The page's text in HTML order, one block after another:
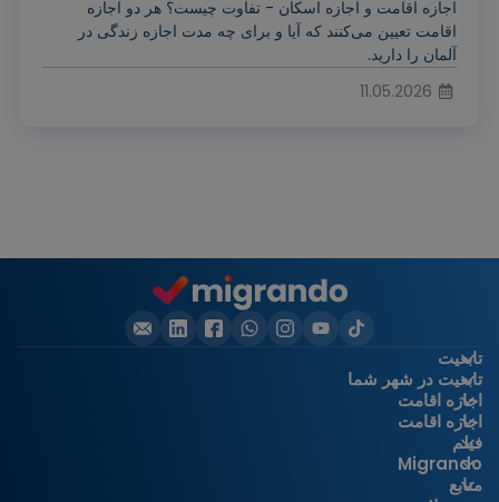
اجازه اقامت و اجازه اسکان - تفاوت چیست؟ هر دو اجازه
اقامت تعیین می‌کنند که آیا و برای چه مدت اجازه زندگی در
آلمان را دارید.
11.05.2026
تابعیت
تابعیت در شهر شما
اجازه اقامت
اجازه اقامت
فیلم
Migrando
منابع